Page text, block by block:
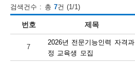
검색건수 : 총 7건 (1/1)
번호 제목
7
2026년 전문기능인력 자격과
정 교육생 모집
센